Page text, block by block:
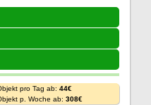
pro Tag ab: 44€
p. Woche ab: 308€